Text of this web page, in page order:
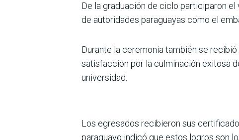
De la graduación de ciclo participaron el
de autoridades paraguayas como el
Durante la ceremonia también se
satisfacción por la culminación exitosa
universidad.
Los egresados recibieron sus
paraguayo indicó que estos logros son